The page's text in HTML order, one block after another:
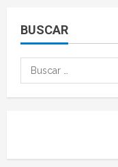
BUSCAR